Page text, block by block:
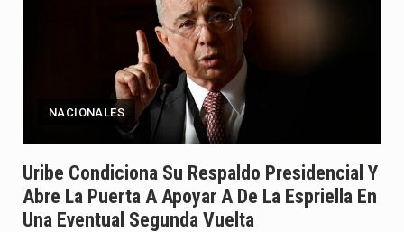
NACIONALES
Uribe Condiciona Su Respaldo Presidencial Y
Abre La Puerta A Apoyar A De La Espriella En
Una Eventual Segunda Vuelta